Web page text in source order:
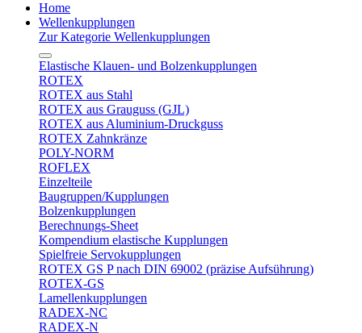
Home
Wellenkupplungen
Zur Kategorie Wellenkupplungen
Elastische Klauen- und Bolzenkupplungen
ROTEX
ROTEX aus Stahl
ROTEX aus Grauguss (GJL)
ROTEX aus Aluminium-Druckguss
ROTEX Zahnkränze
POLY-NORM
ROFLEX
Einzelteile
Baugruppen/Kupplungen
Bolzenkupplungen
Berechnungs-Sheet
Kompendium elastische Kupplungen
Spielfreie Servokupplungen
ROTEX GS P nach DIN 69002 (präzise Aufsührung)
ROTEX-GS
Lamellenkupplungen
RADEX-NC
RADEX-N